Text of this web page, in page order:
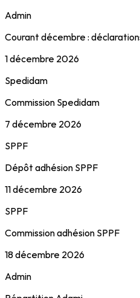
Admin
Courant décembre :
1 décembre 2026
Spedidam
Commission Spedidam
7 décembre 2026
SPPF
Dépôt adhésion SPPF
11 décembre 2026
SPPF
Commission adhésion SPPF
18 décembre 2026
Admin